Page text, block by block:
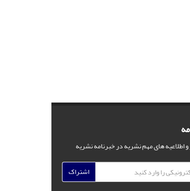
و اطلاعیه های مهم نشریه در خبرنامه نشریه
اشتراک